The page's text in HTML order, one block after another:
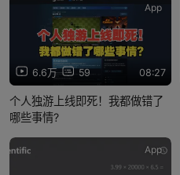
6.6万 59 08:27
App
个人独游上线即死！我都做错了
哪些事情?
App